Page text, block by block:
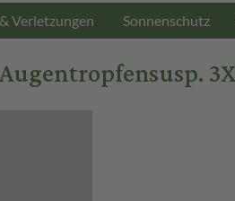
Verletzungen Sonnenschutz